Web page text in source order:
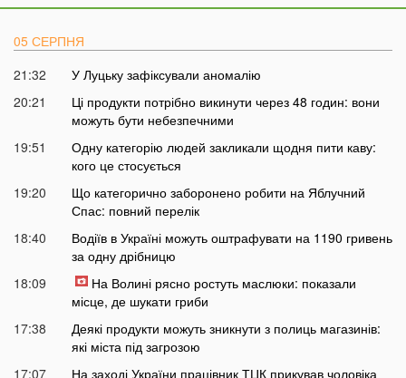
05 СЕРПНЯ
21:32
У Луцьку зафіксували аномалію
20:21
Ці продукти потрібно викинути через 48 годин: вони
можуть бути небезпечними
19:51
Одну категорію людей закликали щодня пити каву:
кого це стосується
19:20
Що категорично заборонено робити на Яблучний
Спас: повний перелік
18:40
Водіїв в Україні можуть оштрафувати на 1190 гривень
за одну дрібницю
18:09
На Волині рясно ростуть маслюки: показали
місце, де шукати гриби
17:38
Деякі продукти можуть зникнути з полиць магазинів:
які міста під загрозою
17:07
На заході України працівник ТЦК прикував чоловіка